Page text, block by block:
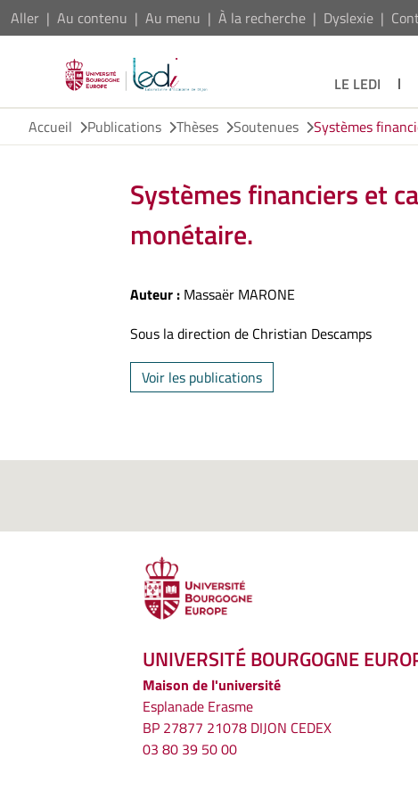
Aller Au contenu Au menu À la recherche Dyslexie
LE LEDI
Accueil
Publications Thèses Soutenues Systèmes
Systèmes financiers et
monétaire.
Auteur : Massaër MARONE
Sous la direction de Christian Descamps
Voir les publications
UNIVERSITÉ BOURGOGNE
Maison de l'université
Esplanade Erasme
BP 27877 21078 DIJON CEDEX
03 80 39 50 00